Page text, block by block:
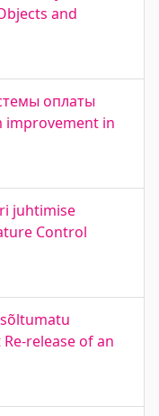
and
оплаты
improvement in
juhtimise
Control
release of an